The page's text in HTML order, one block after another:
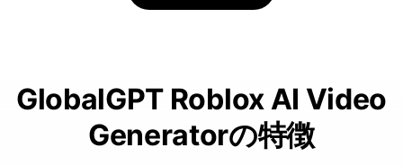
GlobalGPT Roblox AI Video
Generatorの特徴